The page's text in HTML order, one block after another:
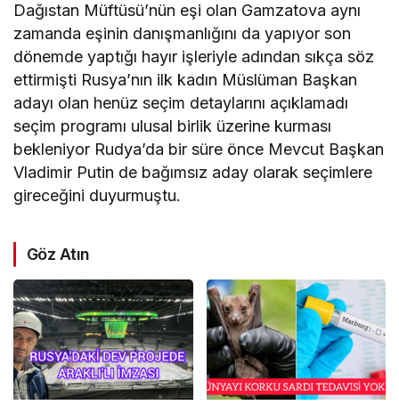
Dağıstan Müftüsü’nün eşi olan Gamzatova aynı
zamanda eşinin danışmanlığını da yapıyor son
dönemde yaptığı hayır işleriyle adından sıkça söz
ettirmişti Rusya’nın ilk kadın Müslüman Başkan
adayı olan henüz seçim detaylarını açıklamadı
seçim programı ulusal birlik üzerine kurması
bekleniyor Rudya’da bir süre önce Mevcut Başkan
Vladimir Putin de bağımsız aday olarak seçimlere
gireceğini duyurmuştu.
Göz Atın